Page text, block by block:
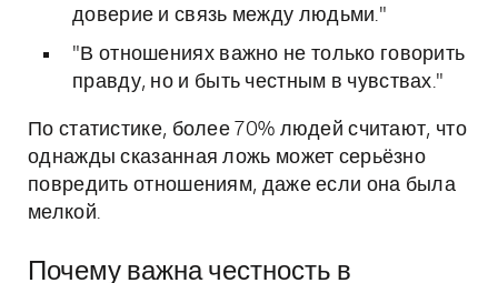
доверие и связь между людьми."
"В отношениях важно не только говорить
правду, но и быть честным в чувствах."
По статистике, более 70% людей считают, что
однажды сказанная ложь может серьёзно
повредить отношениям, даже если она была
мелкой.
Почему важна честность в